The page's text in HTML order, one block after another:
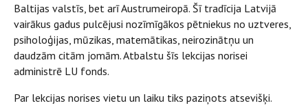
Baltijas valstīs, bet arī Austrumeiropā. Šī tradīcija Latvijā
vairākus gadus pulcējusi nozīmīgākos pētniekus no uztveres,
psiholoģijas, mūzikas, matemātikas, neirozinātņu un
daudzām citām jomām. Atbalstu šīs lekcijas norisei
administrē LU fonds.
Par lekcijas norises vietu un laiku tiks paziņots atsevišķi.